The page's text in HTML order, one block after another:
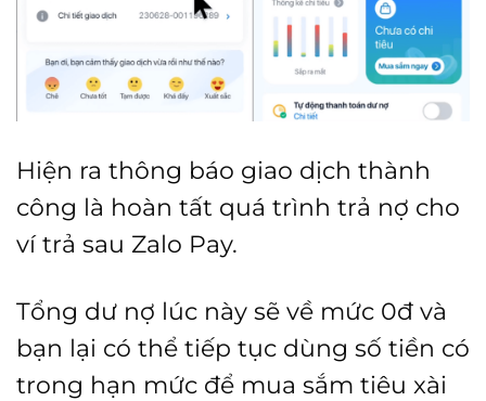
Hiện ra thông báo giao dịch thành
công là hoàn tất quá trình trả nợ cho
ví trả sau Zalo Pay.
Tổng dư nợ lúc này sẽ về mức 0đ và
bạn lại có thể tiếp tục dùng số tiền có
trong hạn mức để mua sắm tiêu xài